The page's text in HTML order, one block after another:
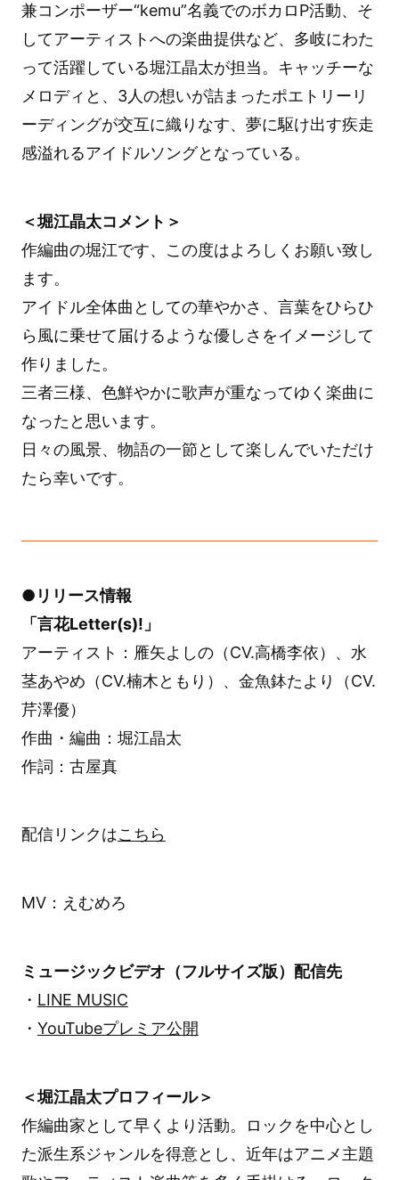
兼コンポーザー“kemu”名義でのボカロP活動、そ
してアーティストへの楽曲提供など、多岐にわた
って活躍している堀江晶太が担当。キャッチーな
メロディと、3人の想いが詰まったポエトリーリ
ーディングが交互に織りなす、夢に駆け出す疾走
感溢れるアイドルソングとなっている。
＜堀江晶太コメント＞
作編曲の堀江です、この度はよろしくお願い致し
ます。
アイドル全体曲としての華やかさ、言葉をひらひ
ら風に乗せて届けるような優しさをイメージして
作りました。
三者三様、色鮮やかに歌声が重なってゆく楽曲に
なったと思います。
日々の風景、物語の一節として楽しんでいただけ
たら幸いです。
●リリース情報
「言花Letter(s)!」
アーティスト：雁矢よしの（CV.高橋李依）、水
茎あやめ（CV.楠木ともり）、金魚鉢たより（CV.
芹澤優）
作曲・編曲：堀江晶太
作詞：古屋真
配信リンクはこちら
MV：えむめろ
ミュージックビデオ（フルサイズ版）配信先
・ LINE MUSIC
・ YouTubeプレミア公開
＜堀江晶太プロフィール＞
作編曲家として早くより活動。ロックを中心とし
た派生系ジャンルを得意とし、近年はアニメ主題